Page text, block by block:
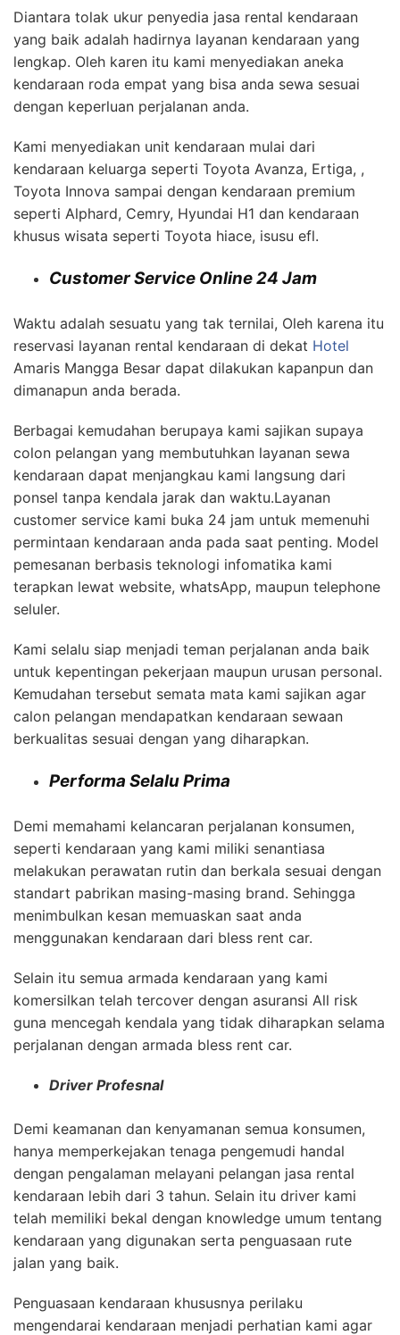
Diantara tolak ukur penyedia jasa rental kendaraan
yang baik adalah hadirnya layanan kendaraan yang
lengkap. Oleh karen itu kami menyediakan aneka
kendaraan roda empat yang bisa anda sewa sesuai
dengan keperluan perjalanan anda.
Kami menyediakan unit kendaraan mulai dari
kendaraan keluarga seperti Toyota Avanza, Ertiga, ,
Toyota Innova sampai dengan kendaraan premium
seperti Alphard, Cemry, Hyundai H1 dan kendaraan
khusus wisata seperti Toyota hiace, isusu efl.
Customer Service Online 24 Jam
Waktu adalah sesuatu yang tak ternilai, Oleh karena itu
reservasi layanan rental kendaraan di dekat Hotel
Amaris Mangga Besar dapat dilakukan kapanpun dan
dimanapun anda berada.
Berbagai kemudahan berupaya kami sajikan supaya
colon pelangan yang membutuhkan layanan sewa
kendaraan dapat menjangkau kami langsung dari
ponsel tanpa kendala jarak dan waktu.Layanan
customer service kami buka 24 jam untuk memenuhi
permintaan kendaraan anda pada saat penting. Model
pemesanan berbasis teknologi infomatika kami
terapkan lewat website, whatsApp, maupun telephone
seluler.
Kami selalu siap menjadi teman perjalanan anda baik
untuk kepentingan pekerjaan maupun urusan personal.
Kemudahan tersebut semata mata kami sajikan agar
calon pelangan mendapatkan kendaraan sewaan
berkualitas sesuai dengan yang diharapkan.
Performa Selalu Prima
Demi memahami kelancaran perjalanan konsumen,
seperti kendaraan yang kami miliki senantiasa
melakukan perawatan rutin dan berkala sesuai dengan
standart pabrikan masing-masing brand. Sehingga
menimbulkan kesan memuaskan saat anda
menggunakan kendaraan dari bless rent car.
Selain itu semua armada kendaraan yang kami
komersilkan telah tercover dengan asuransi All risk
guna mencegah kendala yang tidak diharapkan selama
perjalanan dengan armada bless rent car.
Driver Profesnal
Demi keamanan dan kenyamanan semua konsumen,
hanya memperkejakan tenaga pengemudi handal
dengan pengalaman melayani pelangan jasa rental
kendaraan lebih dari 3 tahun. Selain itu driver kami
telah memiliki bekal dengan knowledge umum tentang
kendaraan yang digunakan serta penguasaan rute
jalan yang baik.
Penguasaan kendaraan khususnya perilaku
mengendarai kendaraan menjadi perhatian kami agar